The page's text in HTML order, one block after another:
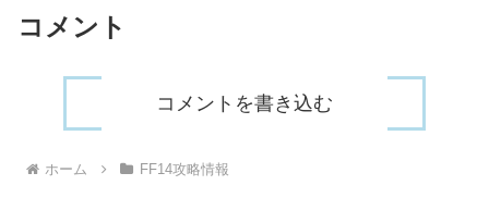
コメント
コメントを書き込む
ホーム FF14攻略情報